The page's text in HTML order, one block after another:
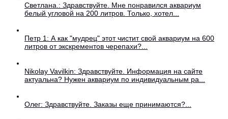
Светлана.: Здравствуйте. Мне понравился аквариум
белый угловой на 200 литров. Только, хотел...
Петр 1: А как "мудрец" этот чистит свой аквариум на 600
литров от экскрементов черепахи?...
Nikolay Vavilkin: Здравствуйте. Информация на сайте
актуальна? Нужен аквариум по индивидуальным ра...
Олег: Здравствуйте. Заказы еще принимаются?...